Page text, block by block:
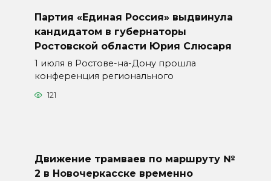
Партия «Единая Россия» выдвинула
кандидатом в губернаторы
Ростовской области Юрия Слюсаря
1 июля в Ростове-на-Дону прошла
конференция регионального
121
Движение трамваев по маршруту №
2 в Новочеркасске временно